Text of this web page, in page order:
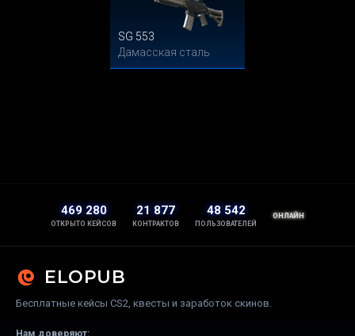
SG 553
Дамасская сталь
469 280
ОТКРЫТО КЕЙСОВ
21 877
КОНТРАКТОВ
48 542
ПОЛЬЗОВАТЕЛЕЙ
ОНЛАЙН
ELOPUB
Бесплатные кейсы CS2, квесты и заработок скинов.
Нам доверяют: